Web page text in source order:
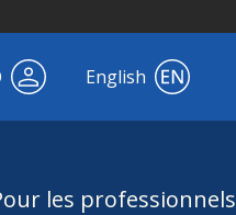
English
les